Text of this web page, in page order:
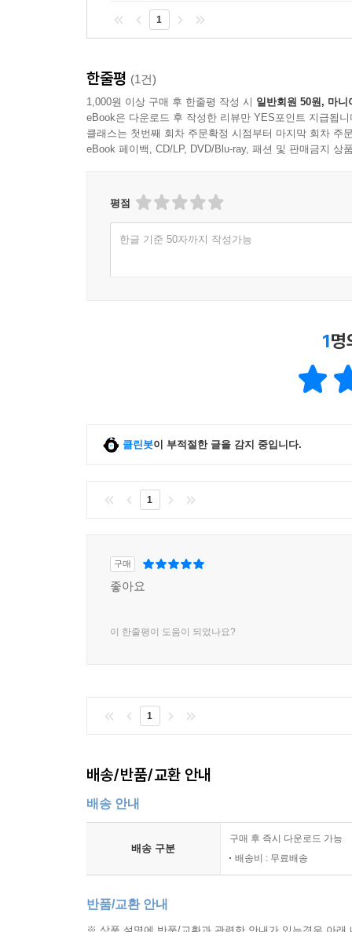
1
한줄평 (1건)
1,000원 이상 구매 후 한줄평 작성 시 일반회원 50원, 마니
eBook은 다운로드 후 작성한 리뷰만 YES포인트 지급됩니
클래스는 첫번째 회차 주문확정 시점부터 마지막 회차 주
eBook 페이백, CD/LP, DVD/Blu-ray, 패션 및 판매금지 상
평점
한글 기준 50자까지 작성가능
1명
클린봇이 부적절한 글을 감지 중입니다.
1
구매
좋아요
이 한줄평이 도움이 되었나요?
1
배송/반품/교환 안내
배송 안내
배송 구분
구매 후 즉시 다운로드 가능
배송비 : 무료배송
반품/교환 안내